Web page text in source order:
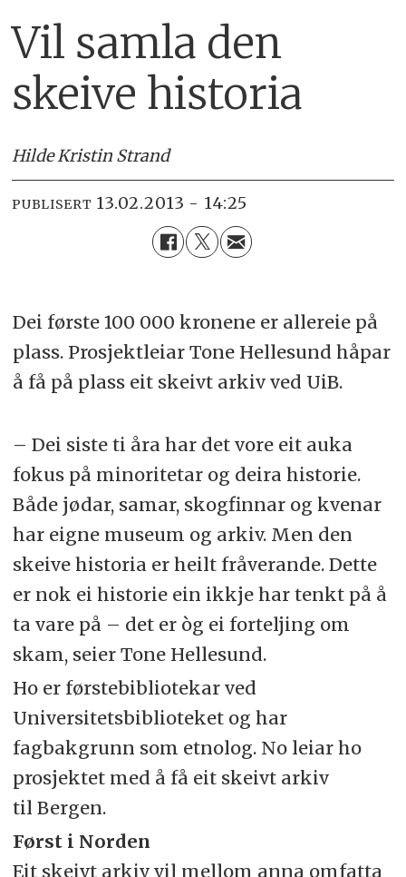
Vil samla den
skeive historia
Hilde Kristin Strand
PUBLISERT 13.02.2013 - 14:25
Dei første 100 000 kronene er allereie på
plass. Prosjektleiar Tone Hellesund håpar
å få på plass eit skeivt arkiv ved UiB.
– Dei siste ti åra har det vore eit auka
fokus på minoritetar og deira historie.
Både jødar, samar, skogfinnar og kvenar
har eigne museum og arkiv. Men den
skeive historia er heilt fråverande. Dette
er nok ei historie ein ikkje har tenkt på å
ta vare på – det er òg ei forteljing om
skam, seier Tone Hellesund.
Ho er førstebibliotekar ved
Universitetsbiblioteket og har
fagbakgrunn som etnolog. No leiar ho
prosjektet med å få eit skeivt arkiv
til Bergen.
Først i Norden
Eit skeivt arkiv vil mellom anna omfatta